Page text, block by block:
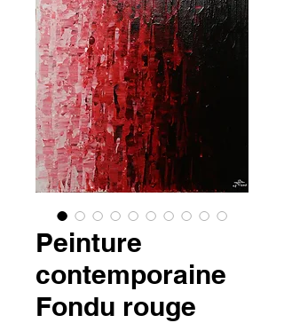
Peinture
contemporaine
Fondu rouge